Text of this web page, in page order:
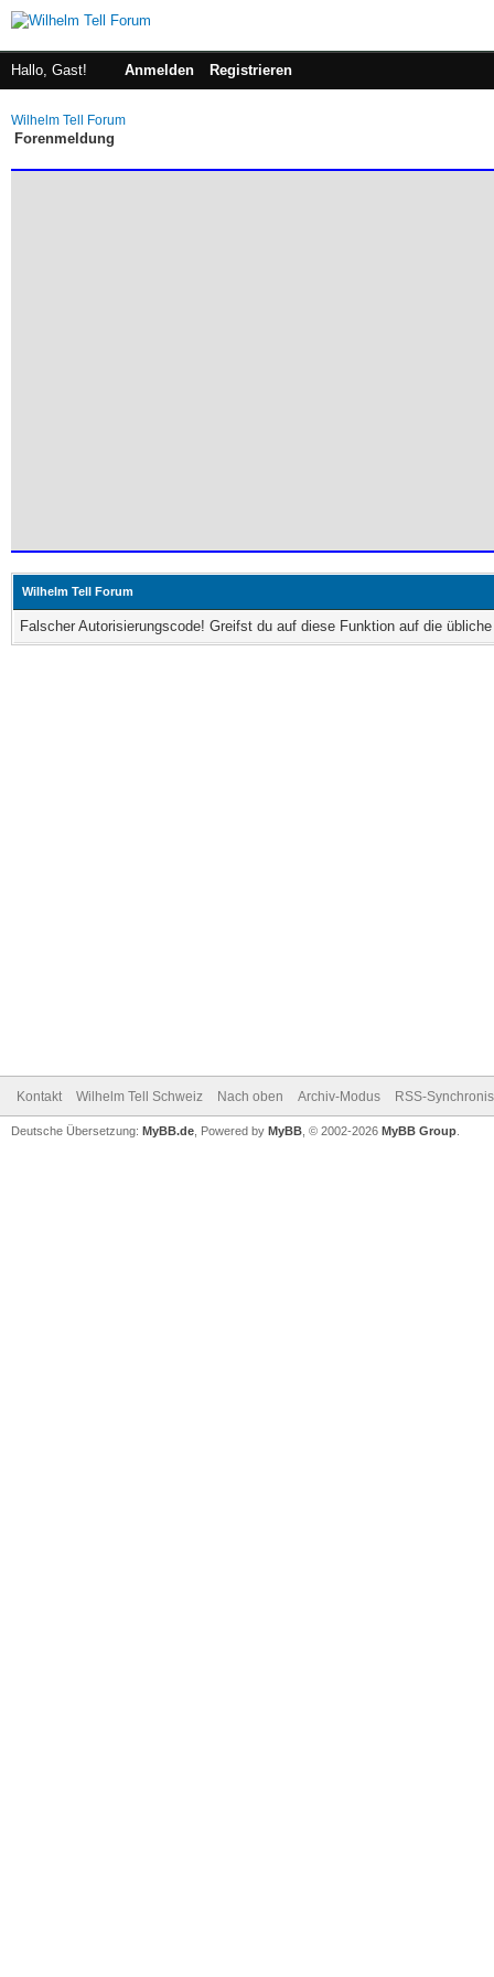
Hallo, Gast! Anmelden Registrieren
Wilhelm Tell Forum
Forenmeldung
Wilhelm Tell Forum
Falscher Autorisierungscode! Greifst du auf diese Funktion auf die
Kontakt Wilhelm Tell Schweiz Nach oben Archiv-Modus RSS-
Deutsche Übersetzung: MyBB.de , Powered by MyBB , © 2002-2026 MyBB Group